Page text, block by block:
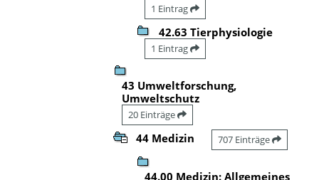
1 Eintrag
42.63 Tierphysiologie
1 Eintrag
43 Umweltforschung,
Umweltschutz
20 Einträge
44 Medizin 707 Einträge
44.00 Medizin: Allgemeines